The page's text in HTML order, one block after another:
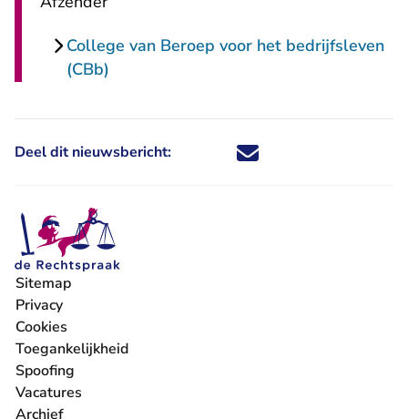
College van Beroep voor het bedrijfsleven
(CBb)
Deel dit nieuwsbericht: Deel dit nieuwsbericht via X -
Deel dit nieuwsbericht via
Deel dit nieuwsbericht
Deel dit
Sitemap
Privacy
Cookies
Toegankelijkheid
Spoofing
Vacatures
- U verlaat Rechtspraak.nl
Archief